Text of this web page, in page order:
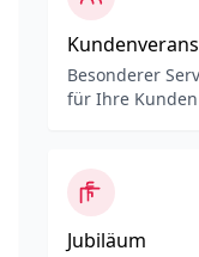
Besonderer
für Ihre Kunden
Jubiläum